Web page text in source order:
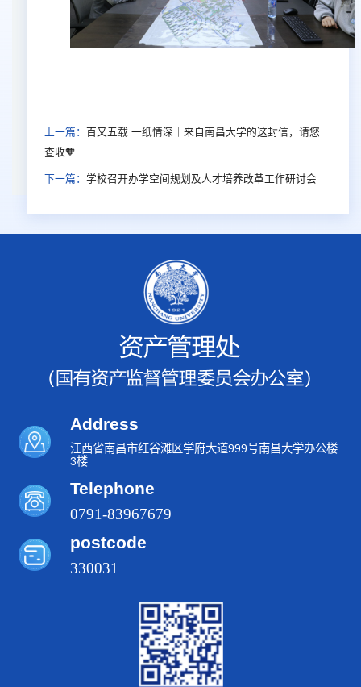
上一篇： 百又五载 一纸情深｜来自南昌大学的这封信，请您
查收🧡
下一篇： 学校召开办学空间规划及人才培养改革工作研讨会
Address
江西省南昌市红谷滩区学府大道999号南昌大学办公楼
3楼
Telephone
0791-83967679
postcode
330031